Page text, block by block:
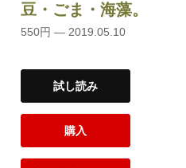
豆・ごま・海藻。
550円 — 2019.05.10
試し読み
購入